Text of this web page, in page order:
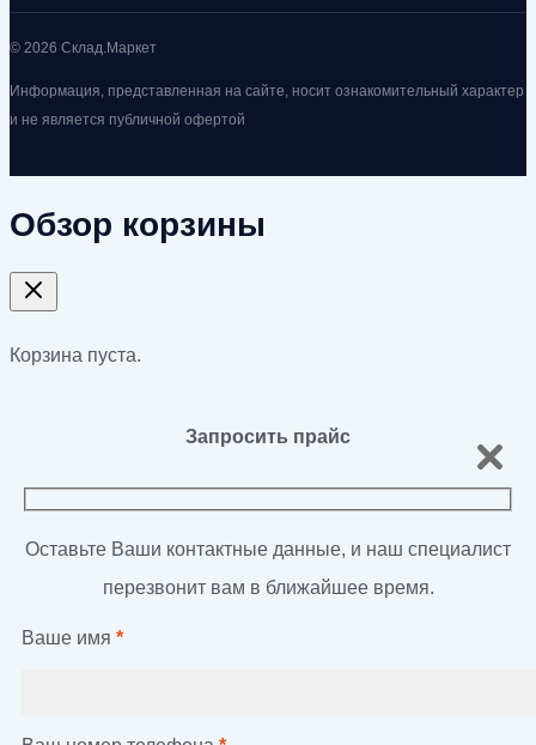
© 2026 Склад.Маркет
Информация, представленная на сайте, носит ознакомительный характер
и не является публичной офертой
Обзор корзины
Корзина пуста.
Запросить прайс
Оставьте Ваши контактные данные, и наш специалист
перезвонит вам в ближайшее время.
Ваше имя *